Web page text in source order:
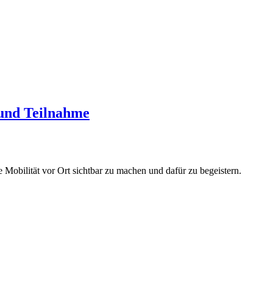
Teilnahme
vor Ort sichtbar zu machen und dafür zu begeistern.